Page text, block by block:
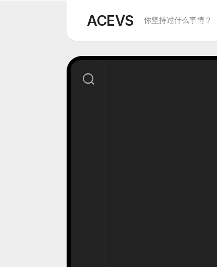
ACEVS 你坚持过什么事情？